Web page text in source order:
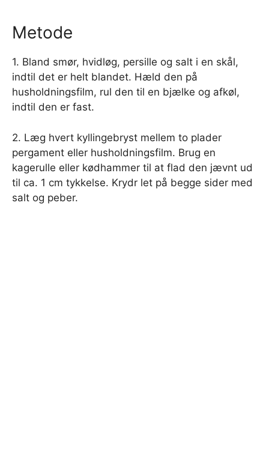
Metode
1. Bland smør, hvidløg, persille og salt i en skål,
indtil det er helt blandet. Hæld den på
husholdningsfilm, rul den til en bjælke og afkøl,
indtil den er fast.
2. Læg hvert kyllingebryst mellem to plader
pergament eller husholdningsfilm. Brug en
kagerulle eller kødhammer til at flad den jævnt ud
til ca. 1 cm tykkelse. Krydr let på begge sider med
salt og peber.